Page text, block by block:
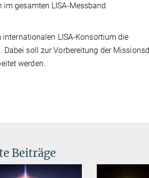
im gesamten LISA-Messband
internationalen LISA-Konsortium die
Dabei soll zur Vorbereitung der
werden.
Beiträge